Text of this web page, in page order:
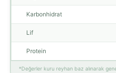
Karbonhidrat
Lif
Protein
*Değerler kuru reyhan baz alınarak